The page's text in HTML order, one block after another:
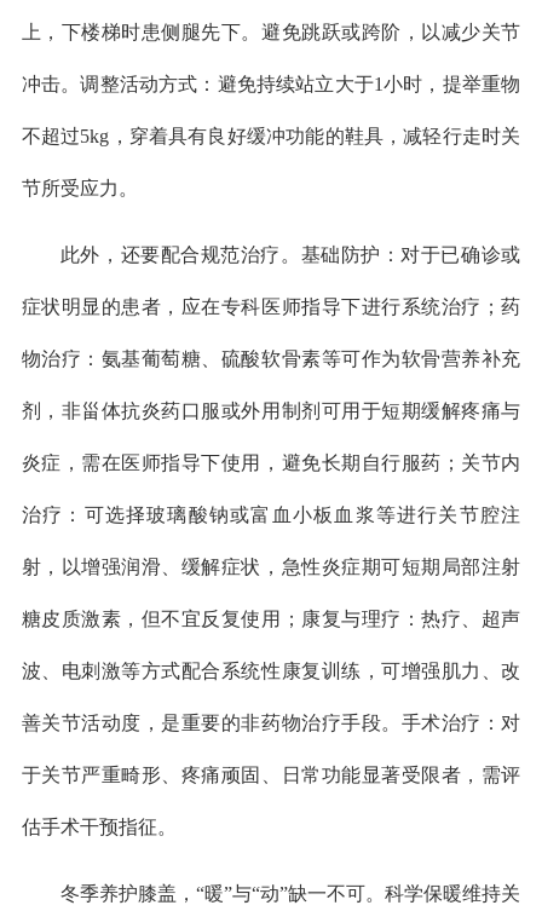
上，下楼梯时患侧腿先下。避免跳跃或跨阶，以减少关节
冲击。调整活动方式：避免持续站立大于1小时，提举重物
不超过5kg，穿着具有良好缓冲功能的鞋具，减轻行走时关
节所受应力。
此外，还要配合规范治疗。基础防护：对于已确诊或
症状明显的患者，应在专科医师指导下进行系统治疗；药
物治疗：氨基葡萄糖、硫酸软骨素等可作为软骨营养补充
剂，非甾体抗炎药口服或外用制剂可用于短期缓解疼痛与
炎症，需在医师指导下使用，避免长期自行服药；关节内
治疗：可选择玻璃酸钠或富血小板血浆等进行关节腔注
射，以增强润滑、缓解症状，急性炎症期可短期局部注射
糖皮质激素，但不宜反复使用；康复与理疗：热疗、超声
波、电刺激等方式配合系统性康复训练，可增强肌力、改
善关节活动度，是重要的非药物治疗手段。手术治疗：对
于关节严重畸形、疼痛顽固、日常功能显著受限者，需评
估手术干预指征。
冬季养护膝盖，“暖”与“动”缺一不可。科学保暖维持关